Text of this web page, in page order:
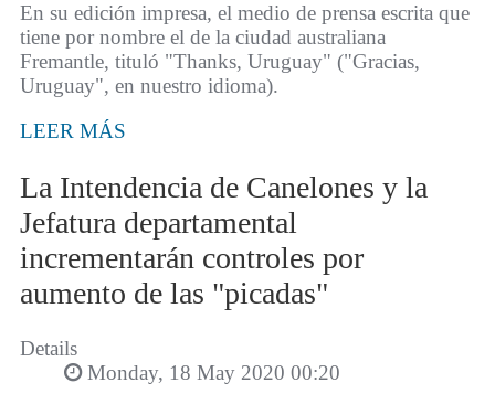
En su edición impresa, el medio de prensa escrita que
tiene por nombre el de la ciudad australiana
Fremantle, tituló "Thanks, Uruguay" ("Gracias,
Uruguay", en nuestro idioma).
LEER MÁS
La Intendencia de Canelones y la
Jefatura departamental
incrementarán controles por
aumento de las "picadas"
Details
Monday, 18 May 2020 00:20